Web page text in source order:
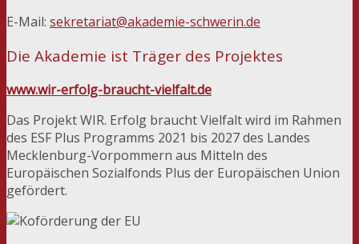
E-Mail: sekretariat@akademie-schwerin.de
Die Akademie ist Träger des Projektes
www.wir-erfolg-braucht-vielfalt.de
Das Projekt WIR. Erfolg braucht Vielfalt wird im Rahmen
des ESF Plus Programms 2021 bis 2027 des Landes
Mecklenburg-Vorpommern aus Mitteln des
Europäischen Sozialfonds Plus der Europäischen Union
gefördert.